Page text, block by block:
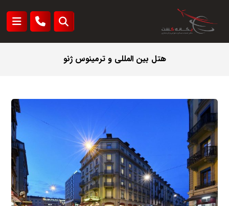
هتل بین المللی و ترمینوس ژنو